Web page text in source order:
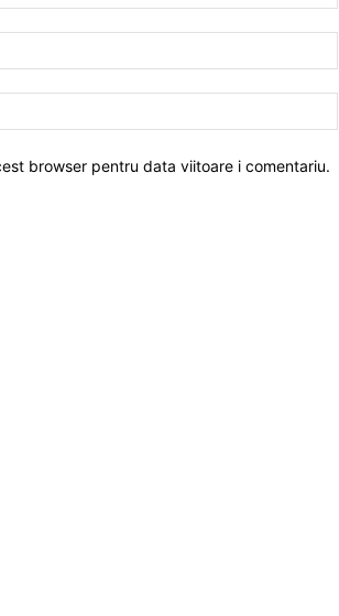
browser pentru data viitoare i comentariu.